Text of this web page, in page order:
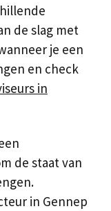
de slag met
je een
en check
in
de staat van
in Gennep